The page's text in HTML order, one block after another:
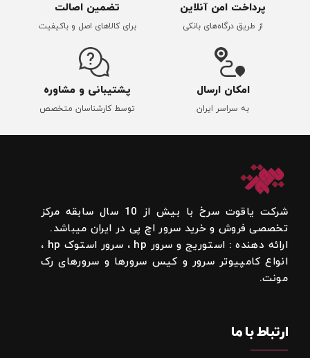
پرداخت امن آنلاین
از طریق درگاه‌های بانکی
تضمین اصالت
برای کالاهای اصل و باکیفیت
امکان ارسال
به سراسر ایران
پشتیبانی و مشاوره
توسط کارشناسان متخصص
شرکت یاقوت سرخ با بیش از 10 سال سابقه مرکز
تخصصی فروش و خرید سرور اچ پی در ایران میباشد.
ارائه دهنده : استوریج و سرور hp ، سرور استوک hp ،
انواع کامپیوتر سرور و کیس سرورها و سرورهای رک
مونت.
ارتباط با ما